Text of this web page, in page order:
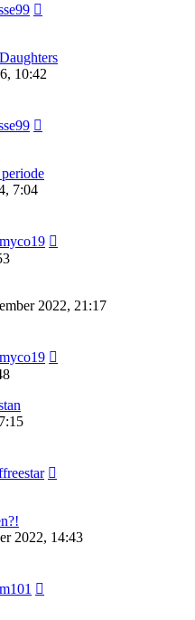
10:42
7:04
2022, 21:17
2022, 14:43